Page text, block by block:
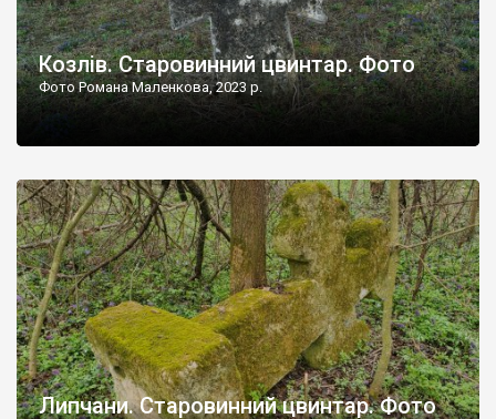
Козлів. Старовинний цвинтар. Фото
Фото Романа Маленкова, 2023 р.
Липчани. Старовинний цвинтар. Фото